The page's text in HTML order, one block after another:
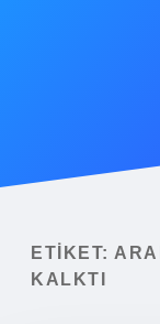
Yasal Uyarı
ETIKET:
KALKTI